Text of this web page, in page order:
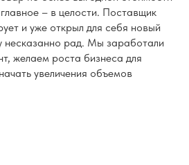
– в целости. Поставщик
и уже открыл для себя новый
несказанно рад. Мы заработали
желаем роста бизнеса для
увеличения объемов